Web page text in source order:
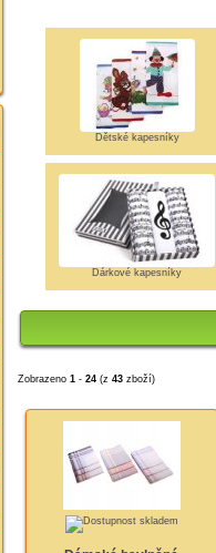
Dětské kapesníky
Dárkové kapesníky
Zobrazeno 1 - 24(z 43zboží)